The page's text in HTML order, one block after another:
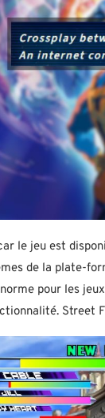
le jeu est
de la plate-
pour les
Street